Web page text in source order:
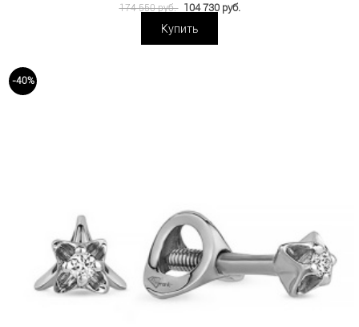
174 550 руб. 104 730 руб.
Купить
-40%